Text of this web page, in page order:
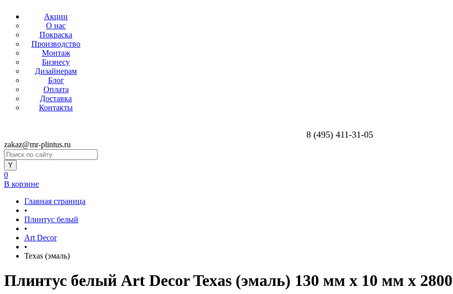
Акции
О нас
Покраска
Производство
Монтаж
Бизнесу
Дизайнерам
Блог
Оплата
Доставка
Контакты
8 (495) 411-31-05
zakaz@mr-plintus.ru
0
В корзине
Главная страница
•
Плинтус белый
•
Art Decor
•
Texas (эмаль)
Плинтус белый Art Decor Texas (эмаль) 130 мм х 10 мм х